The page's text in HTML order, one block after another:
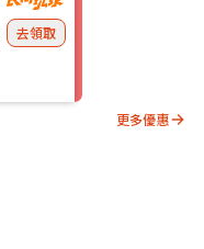
去領取
更多優惠